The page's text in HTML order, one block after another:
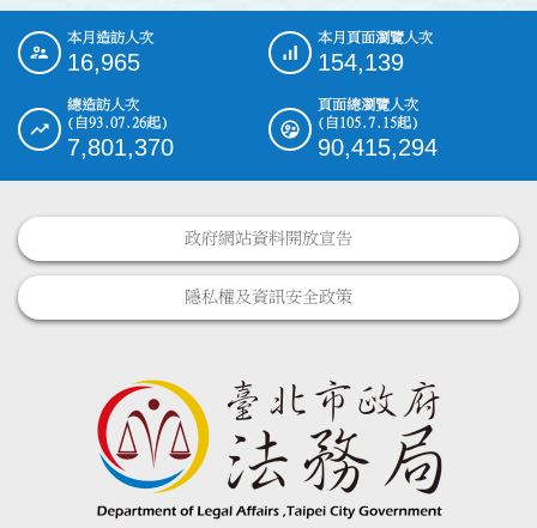
::: 本月造訪人次
16,965
本月頁面瀏覽人次
154,139
總造訪人次
(自93.07.26起)
7,801,370
頁面總瀏覽人次
(自105.7.15起)
90,415,294
政府網站資料開放宣告
隱私權及資訊安全政策